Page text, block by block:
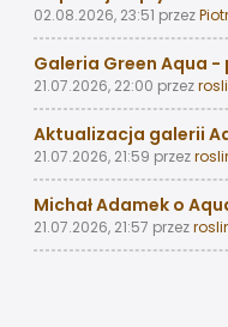
02.08.2026, 23:51 przez
Galeria Green Aqua
21.07.2026, 22:00 przez
Aktualizacja galerii
21.07.2026, 21:59 przez
Michał Adamek o
21.07.2026, 21:57 przez